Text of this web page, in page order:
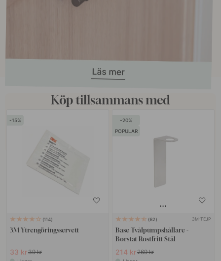
Köp tillsammans med
15
114
3M Ytrengöringsservett
33 kr39 kr
20
POPULAR
62 3M-TEJP
Base Tvålpumpshållare -
Borstat Rostfritt Stål
214 kr269 kr